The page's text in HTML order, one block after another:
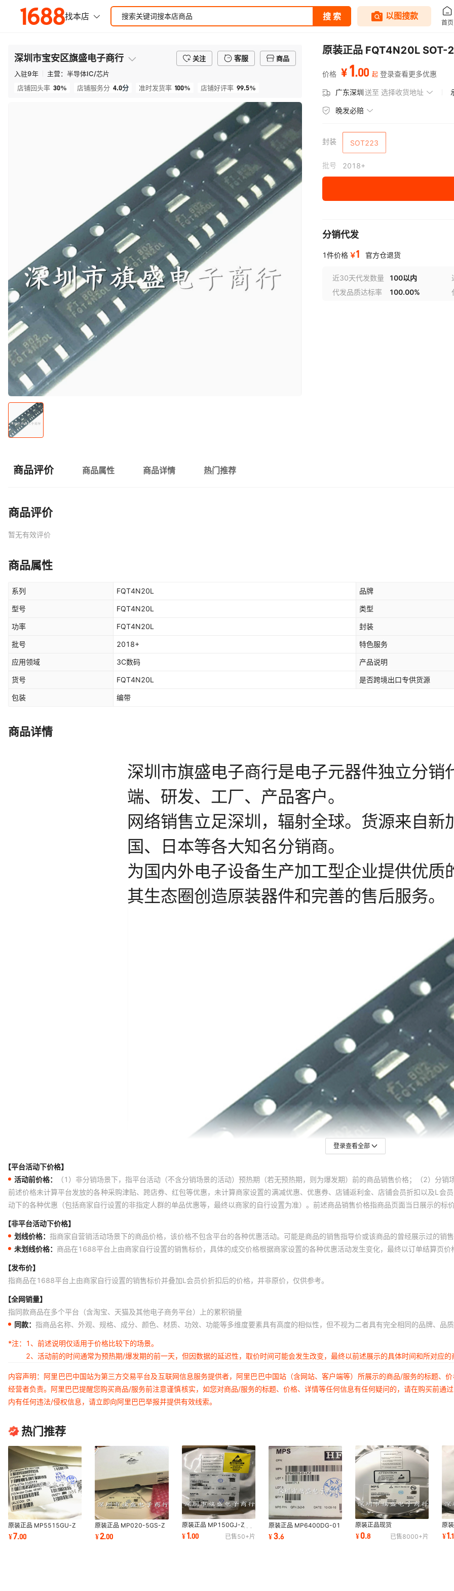
深圳市宝安区旗盛电子商行 关注 客服
商品
入驻9年 主营： 半导体IC/芯片
店铺回头率 30% 店铺服务分 4.0分 准时发货率 100% 店铺好评率 99.5%
原装正品 FQT4N20L
价格 ¥1.00 起 登录查看更多优惠
广东深圳送至 选择收货地址
晚发必赔
封装 SOT223
批号 2018+
分销代发
1件价格 ￥1 官方仓退货
近30天代发数量 100以内
代发品质达标率
100.00%
商品评价 商品属性 商品详情 热门推荐
商品评价
暂无有效评价
商品属性
系列 FQT4N20L 品牌
型号 FQT4N20L 类型
功率 FQT4N20L 封装
批号 2018+ 特色服务
应用领域 3C数码 产品说明
货号 FQT4N20L 是否跨境出口专供货源
包装 编带
商品详情
登录查看全部
【平台活动下价格】
活动前价格：
（1）非分销场景下，指平台活动（不含分销场景的活动）预热期（若无预热期，则为爆发期）前的商品销售价格；（2）分
前述价格未计算平台发放的各种采购津贴、跨店券、红包等优惠，未计算商家设置的满减优惠、优惠券、店铺返利金、店铺会员折扣以及L会
动下的各种优惠（包括商家自行设置的非指定人群的单品优惠等，最终以商家的自行设置为准）。前述商品销售价格指商品页面当日展示的
【非平台活动下价格】
划线价格： 指商家自营销活动场景下的商品价格，该价格不包含平台的各种优惠活动。可能是商品的销售指导价或该商品的曾经展示过的销
未划线价格： 商品在1688平台上由商家自行设置的销售标价，具体的成交价格根据商家设置的各种优惠活动发生变化，最终以订单结算页价
【发布价】
指商品在1688平台上由商家自行设置的销售标价并叠加L会员价折扣后的价格，并非原价，仅供参考。
【全网销量】
指同款商品在多个平台（含淘宝、天猫及其他电子商务平台）上的累积销量
同款： 指商品名称、外观、规格、成分、颜色、材质、功效、功能等多维度要素具有高度的相似性，但不视为二者具有完全相同的品牌、品
*注：
1、前述说明仅适用于价格比较下的场景。
2、活动前的时间通常为预热期/爆发期的前一天，但因数据的延迟性，取价时间可能会发生改变，最终以前述展示的具体时间和所对应的
内容声明：阿里巴巴中国站为第三方交易平台及互联网信息服务提供者，阿里巴巴中国站（含网站、客户端等）所展示的商品/服务的标题、
经营者负责。阿里巴巴提醒您购买商品/服务前注意谨慎核实，如您对商品/服务的标题、价格、详情等任何信息有任何疑问的，请在购买前通
内有任何违法/侵权信息，请立即向阿里巴巴举报并提供有效线索。
热门推荐
原装正品 MP5515GU-Z
QFN MP5515GU
MP5515 电源芯片
¥7.00
原装正品 MP020-5GS-Z
SOP-7 MP020-5GS AC-
DC转换器电源芯片
¥2.00
原装正品 MP150GJ-Z
SOT23-5 MP150GJ 丝印
IADGF 开关电源芯片
¥1.00 已售50+片
原装正品 MP6400DG-01
QFN-6 MP6400DG
MP6400 同步降压转换器
¥3.6
原装正品现货
MP1495DJ-LF-Z
SOT23-8 MP1495DJ
¥0.8 已售8000+片
原
Z
¥1.